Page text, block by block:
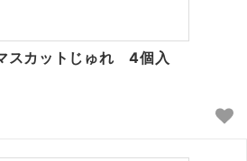
スカットじゅれ 4個入